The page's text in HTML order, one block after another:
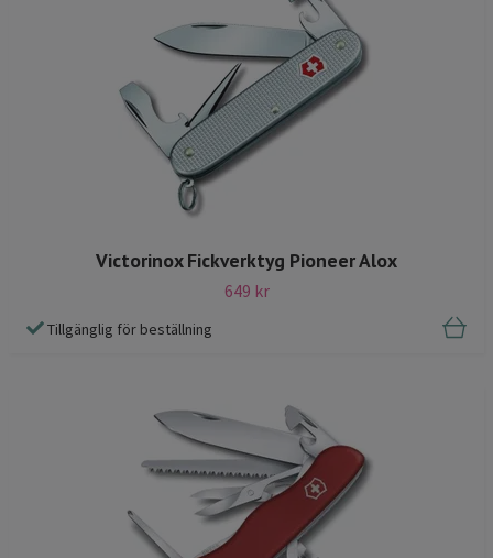
Victorinox Fickverktyg Pioneer Alox
649 kr
Tillgänglig för beställning